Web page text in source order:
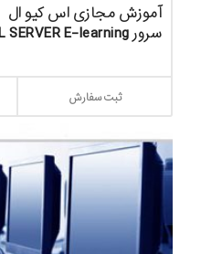
آموزش مجازی اس کیو ال
سرور SQL SERVER E-learning
ثبت سفارش